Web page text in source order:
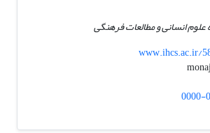
انسانی و مطالعات فرهنگی
www.ihcs.ac.ir/
0000-